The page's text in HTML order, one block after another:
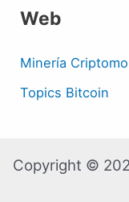
Web
Minería
Topics Bitcoin
Copyright ©